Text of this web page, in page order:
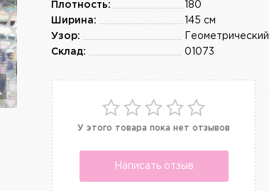
180
Плотность:
145 см
Ширина:
Геометрический
Узор:
01073
Склад:
У этого товара пока нет отзывов
Написать отзыв